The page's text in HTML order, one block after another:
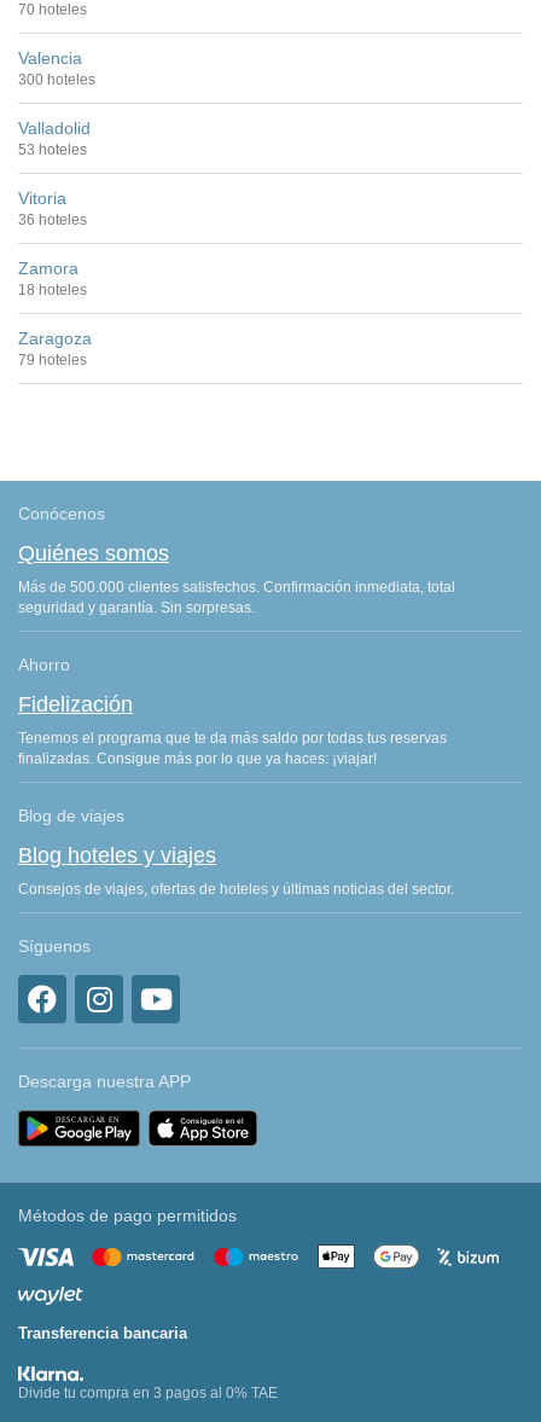
70 hoteles
Valencia
300 hoteles
Valladolid
53 hoteles
Vitoria
36 hoteles
Zamora
18 hoteles
Zaragoza
79 hoteles
Conócenos
Quiénes somos
Más de 500.000 clientes satisfechos. Confirmación inmediata, total
seguridad y garantía. Sin sorpresas.
Ahorro
Fidelización
Tenemos el programa que te da más saldo por todas tus reservas
finalizadas. Consigue más por lo que ya haces: ¡viajar!
Blog de viajes
Blog hoteles y viajes
Consejos de viajes, ofertas de hoteles y últimas noticias del sector.
Síguenos
Descarga nuestra APP
Métodos de pago permitidos
Transferencia bancaria
Divide tu compra en 3 pagos al 0% TAE